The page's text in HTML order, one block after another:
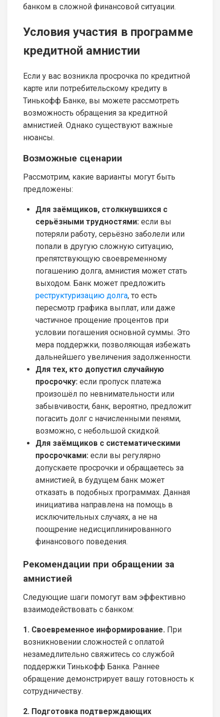
банком в сложной финансовой ситуации.
Условия участия в программе
кредитной амнистии
Если у вас возникла просрочка по кредитной
карте или потребительскому кредиту в
Тинькофф Банке, вы можете рассмотреть
возможность обращения за кредитной
амнистией. Однако существуют важные
нюансы.
Возможные сценарии
Рассмотрим, какие варианты могут быть
предложены:
Для заёмщиков, столкнувшихся с
серьёзными трудностями: если вы
потеряли работу, серьёзно заболели или
попали в другую сложную ситуацию,
препятствующую своевременному
погашению долга, амнистия может стать
выходом. Банк может предложить
реструктуризацию долга, то есть
пересмотр графика выплат, или даже
частичное прощение процентов при
условии погашения основной суммы. Это
мера поддержки, позволяющая избежать
дальнейшего увеличения задолженности.
Для тех, кто допустил случайную
просрочку: если пропуск платежа
произошёл по невнимательности или
забывчивости, банк, вероятно, предложит
погасить долг с начисленными пенями,
возможно, с небольшой скидкой.
Для заёмщиков с систематическими
просрочками: если вы регулярно
допускаете просрочки и обращаетесь за
амнистией, в будущем банк может
отказать в подобных программах. Данная
инициатива направлена на помощь в
исключительных случаях, а не на
поощрение недисциплинированного
финансового поведения.
Рекомендации при обращении за
амнистией
Следующие шаги помогут вам эффективно
взаимодействовать с банком:
1. Своевременное информирование. При
возникновении сложностей с оплатой
незамедлительно свяжитесь со службой
поддержки Тинькофф Банка. Раннее
обращение демонстрирует вашу готовность к
сотрудничеству.
2. Подготовка подтверждающих